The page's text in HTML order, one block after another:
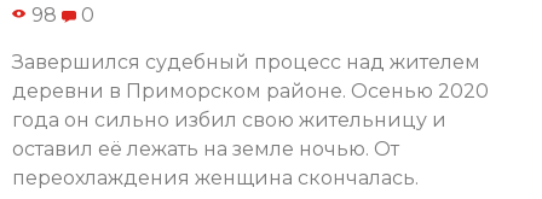
98 0
Завершился судебный процесс над жителем
деревни в Приморском районе. Осенью 2020
года он сильно избил свою жительницу и
оставил её лежать на земле ночью. От
переохлаждения женщина скончалась.